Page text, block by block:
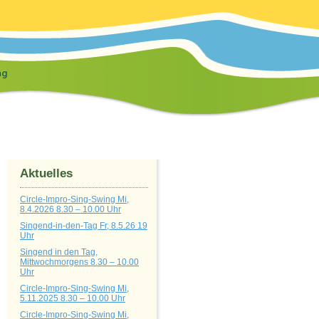
Aktuelles
Circle-Impro-Sing-Swing Mi,
8.4.2026 8.30 – 10.00 Uhr
Singend-in-den-Tag Fr, 8.5.26 19
Uhr
Singend in den Tag,
Mittwochmorgens 8.30 – 10.00
Uhr
Circle-Impro-Sing-Swing Mi,
5.11.2025 8.30 – 10.00 Uhr
Circle-Impro-Sing-Swing Mi,